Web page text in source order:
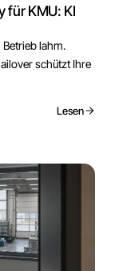
für KMU: KI
Betrieb lahm.
schützt Ihre
Lesen